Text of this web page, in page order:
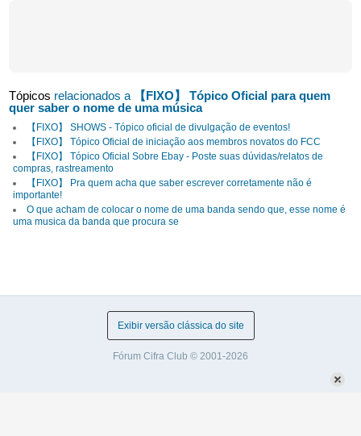
Tópicos relacionados a
【FIXO】 Tópico Oficial para quem
quer saber o nome de uma música
【FIXO】 SHOWS - Tópico oficial de divulgação de eventos!
【FIXO】 Tópico Oficial de iniciação aos membros novatos do FCC
【FIXO】 Tópico Oficial Sobre Ebay - Poste suas dúvidas/relatos de
compras, rastreamento
【FIXO】 Pra quem acha que saber escrever corretamente não é
importante!
O que acham de colocar o nome de uma banda sendo que, esse nome é
uma musica da banda que procura se
Exibir versão clássica do site
Fórum Cifra Club © 2001-2026